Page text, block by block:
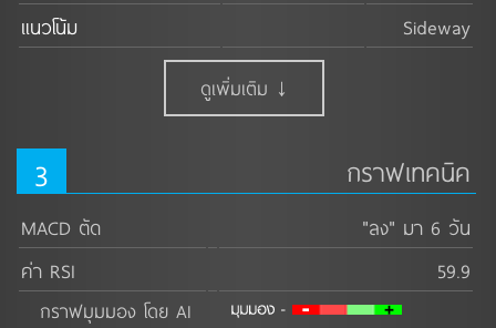
แนวโน้ม
Sideway
ดูเพิ่มเติม ↓
3 กราฟเทคนิค
MACD ตัด
"ลง" มา 6 วัน
ค่า RSI
59.9
กราฟมุมมอง โดย AI